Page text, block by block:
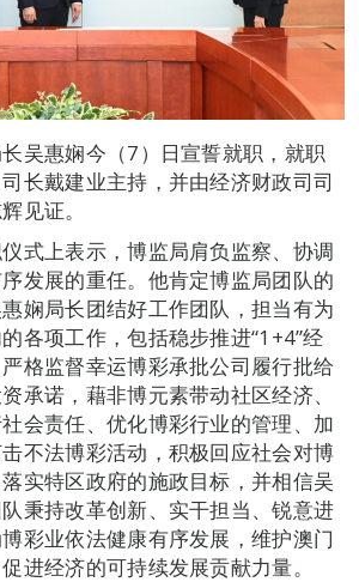
吴惠娴今（7）日宣誓就职，就职
长戴建业主持，并由经济财政司司
见证。
式上表示，博监局肩负监察、协调
发展的重任。他肯定博监局团队的
娴局长团结好工作团队，担当有为
各项工作，包括稳步推进“1+4”经
格监督幸运博彩承批公司履行批给
承诺，藉非博元素带动社区经济、
会责任、优化博彩行业的管理、加
不法博彩活动，积极回应社会对博
实特区政府的施政目标，并相信吴
秉持改革创新、实干担当、锐意进
彩业依法健康有序发展，维护澳门
进经济的可持续发展贡献力量。